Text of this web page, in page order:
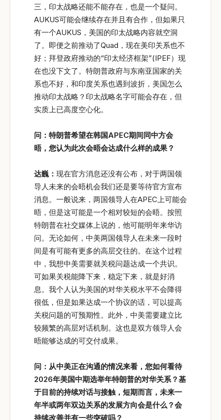
三，印太战略还能不能存在，也是一个疑问。
AUKUS可能会继续存在并且有合作，但如果只
有一个AUKUS，美国的印太战略内容就空洞
了。即便之前推动了Quad，现在美印关系也不
好；拜登政府推动的“印太经济框架”(IPEF）现
在也没下文了。特朗普政府与东南亚国家的关
系也不好，和印度关系也遇到波折，美国怎么
推动印太战略？印太战略名字可能会存在，但
实质上已高度空心化。
问：特朗普希望在韩国APEC期间同中方会
晤，您认为此次会晤会达成什么样的成果？
达巍： 现在官方消息还没有公布，对于两国领
导人未来的会晤机会我们还是要等待官方宣布
消息。一般说来，两国领导人在APEC上可能会
晤，但是这可能是一个相对较短的会晤。按照
特朗普在社交媒体上说的，他可能明年来华访
问。无论如何，中美两国领导人在未来一段时
间是有可能有更多的高层交往的。在这个过程
中，我想中美需要就关税问题达成一个共识。
可如果关税能降下来，稳定下来，就是好消
息。我个人认为美国的对华关税水平不会降得
很低，但是如果达成一个协议的话，可以提高
关税问题的可预期性。此外，中美需要建立比
较频繁的高层对话机制。这也是双方领导人会
晤能够达成的可交付成果。
问：从中美正在沟通的情况来看，您如何看待
2026年美国中期选举年特朗普的对华关系？基
于目前的持续对话与接触，短期而言，未来一
年半或两年双边关系的发展方向会是什么？会
持续改善并有一些突破吗？